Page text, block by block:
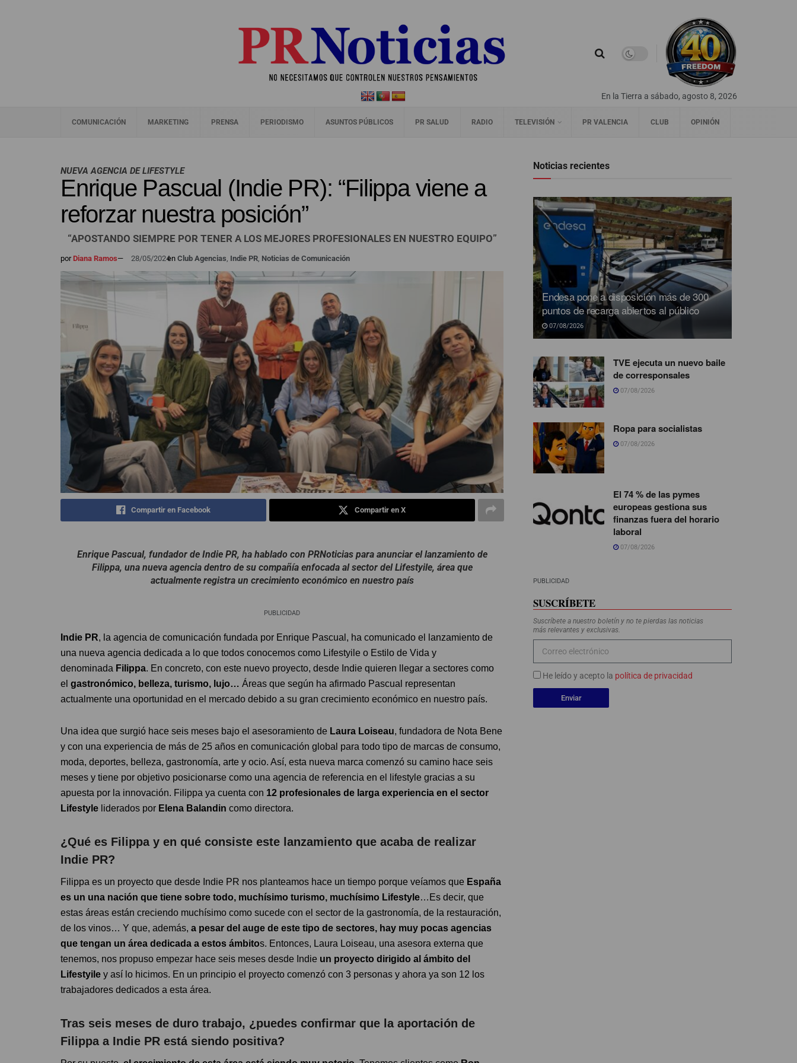
En la Tierra a sábado, agosto 8, 2026
COMUNICACIÓN MARKETING PRENSA PERIODISMO ASUNTOS PÚBLICOS PR SALUD RADIO TELEVISIÓN PR VALENCIA CLUB OPINIÓN
NUEVA AGENCIA DE LIFESTYLE
Enrique Pascual (Indie PR): “Filippa viene a
reforzar nuestra posición”
“APOSTANDO SIEMPRE POR TENER A LOS MEJORES PROFESIONALES EN NUESTRO EQUIPO”
porDiana Ramos— 28/05/2024en Club Agencias, Indie PR, Noticias de Comunicación
Compartir en Facebook Compartir en X
Enrique Pascual, fundador de Indie PR, ha hablado con PRNoticias para anunciar el lanzamiento de
Filippa, una nueva agencia dentro de su compañía enfocada al sector del Lifestyile, área que
actualmente registra un crecimiento económico en nuestro país
PUBLICIDAD
Indie PR, la agencia de comunicación fundada por Enrique Pascual, ha comunicado el lanzamiento de
una nueva agencia dedicada a lo que todos conocemos como Lifestyile o Estilo de Vida y
denominada Filippa. En concreto, con este nuevo proyecto, desde Indie quieren llegar a sectores como
el gastronómico, belleza, turismo, lujo… Áreas que según ha afirmado Pascual representan
actualmente una oportunidad en el mercado debido a su gran crecimiento económico en nuestro país.
Una idea que surgió hace seis meses bajo el asesoramiento de Laura Loiseau, fundadora de Nota Bene
y con una experiencia de más de 25 años en comunicación global para todo tipo de marcas de consumo,
moda, deportes, belleza, gastronomía, arte y ocio. Así, esta nueva marca comenzó su camino hace seis
meses y tiene por objetivo posicionarse como una agencia de referencia en el lifestyle gracias a su
apuesta por la innovación. Filippa ya cuenta con 12 profesionales de larga experiencia en el sector
Lifestyle liderados por Elena Balandin como directora.
¿Qué es Filippa y en qué consiste este lanzamiento que acaba de realizar
Indie PR?
Filippa es un proyecto que desde Indie PR nos planteamos hace un tiempo porque veíamos que España
es un una nación que tiene sobre todo, muchísimo turismo, muchísimo Lifestyle…Es decir, que
estas áreas están creciendo muchísimo como sucede con el sector de la gastronomía, de la restauración,
de los vinos… Y que, además, a pesar del auge de este tipo de sectores, hay muy pocas agencias
que tengan un área dedicada a estos ámbitos. Entonces, Laura Loiseau, una asesora externa que
tenemos, nos propuso empezar hace seis meses desde Indie un proyecto dirigido al ámbito del
Lifestyile y así lo hicimos. En un principio el proyecto comenzó con 3 personas y ahora ya son 12 los
trabajadores dedicados a esta área.
Tras seis meses de duro trabajo, ¿puedes confirmar que la aportación de
Filippa a Indie PR está siendo positiva?
Noticias recientes
Endesa pone a disposición más de 300
puntos de recarga abiertos al público
07/08/2026
TVE ejecuta un nuevo baile
de corresponsales
07/08/2026
Ropa para socialistas
07/08/2026
El 74 % de las pymes
europeas gestiona sus
finanzas fuera del horario
laboral
07/08/2026
PUBLICIDAD
SUSCRÍBETE
Suscríbete a nuestro boletín y no te pierdas las noticias
más relevantes y exclusivas.
He leído y acepto la política de privacidad
Enviar